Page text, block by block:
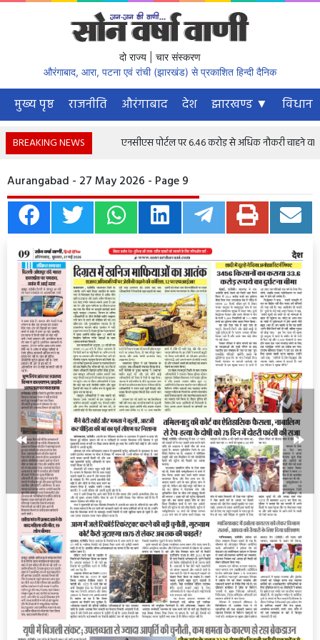
दो राज्य | चार संस्करण
औरंगाबाद, आरा, पटना एवं रांची (झारखंड) से प्रकाशित हिन्दी दैनिक
मुख्य पृष्ठ राजनीति औरंगाबाद देश झारखण्ड ▼
BREAKING NEWS एनसीएस पोर्टल पर 6.46 करोड़ से अधिक नौकरी चाहने वाले
Aurangabad - 27 May 2026 - Page 9